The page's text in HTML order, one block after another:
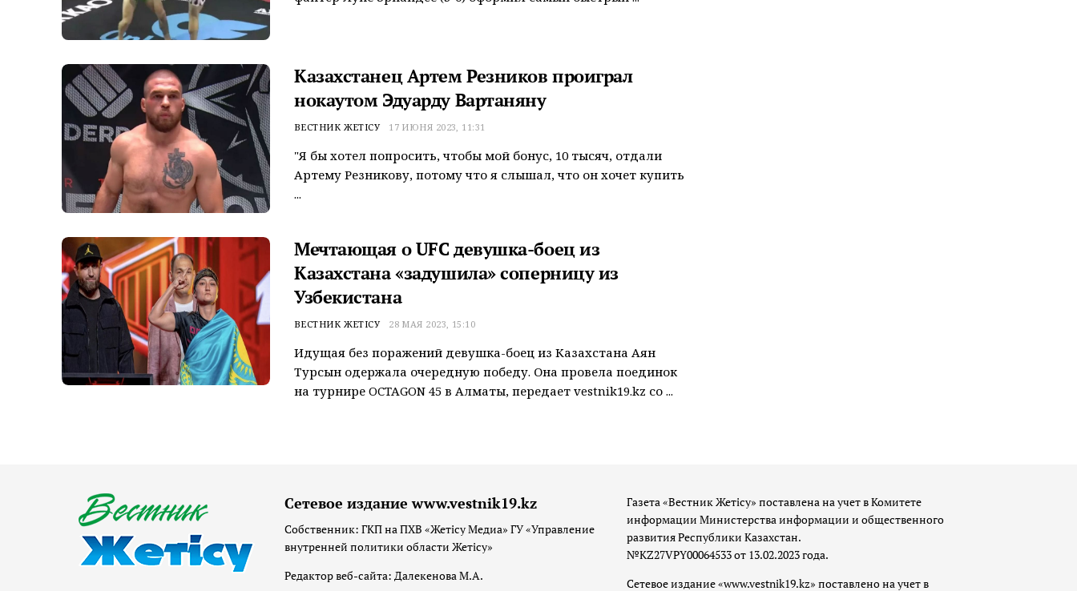
Казахстанец Артем Резников проиграл
нокаутом Эдуарду Вартаняну
ВЕСТНИК ЖЕТІСУ 17 ИЮНЯ 2023, 11:31
"Я бы хотел попросить, чтобы мой бонус, 10 тысяч, отдали
Артему Резникову, потому что я слышал, что он хочет купить
...
Мечтающая о UFC девушка-боец из
Казахстана «задушила» соперницу из
Узбекистана
ВЕСТНИК ЖЕТІСУ 28 МАЯ 2023, 15:10
Идущая без поражений девушка-боец из Казахстана Аян
Турсын одержала очередную победу. Она провела поединок
на турнире OCTAGON 45 в Алматы, передает vestnik19.kz со ...
Сетевое издание www.vestnik19.kz
Собственник: ГКП на ПХВ «Жетісу Медиа» ГУ «Управление
внутренней политики области Жетісу»
Редактор веб-сайта: Далекенова М.А.
Газета «Вестник Жетісу» поставлена на учет в Комитете
информации Министерства информации и общественного
развития Республики Казахстан.
№KZ27VPY00064533 от 13.02.2023 года.
Сетевое издание «www.vestnik19.kz» поставлено на учет в